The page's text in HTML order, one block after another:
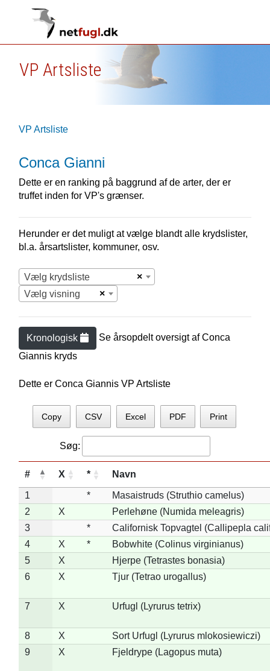
VP Artsliste
VP Artsliste
Conca Gianni
Dette er en ranking på baggrund af de arter, der er
truffet inden for VP's grænser.
Herunder er det muligt at vælge blandt alle krydslister,
bl.a. årsartslister, kommuner, osv.
×
Vælg krydsliste
×
Vælg visning
Kronologisk Se årsopdelt oversigt afConca
Giannis kryds
Dette er Conca Giannis VP Artsliste
Copy CSV Excel PDF Print
Søg:
# X * Navn
1 *
Masaistruds (Struthio camelus)
2
X
Perlehøne (Numida meleagris)
3
*
Californisk Topvagtel (Callipepla
4
X *
Bobwhite (Colinus virginianus)
5
X
Hjerpe (Tetrastes bonasia)
6
X Tjur (Tetrao urogallus)
7 X Urfugl (Lyrurus tetrix)
8 X
Sort Urfugl (Lyrurus mlokosiewiczi)
9
X Fjeldrype (Lagopus muta)